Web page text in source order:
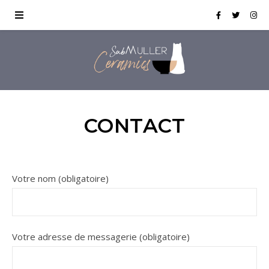
CONTACT
Votre nom (obligatoire)
Votre adresse de messagerie (obligatoire)